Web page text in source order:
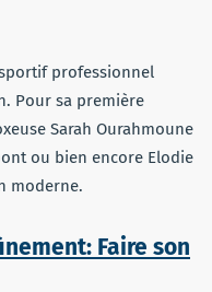
professionnel
Pour sa première
Sarah Ourahmoune
ou bien encore Elodie
moderne.
Faire son